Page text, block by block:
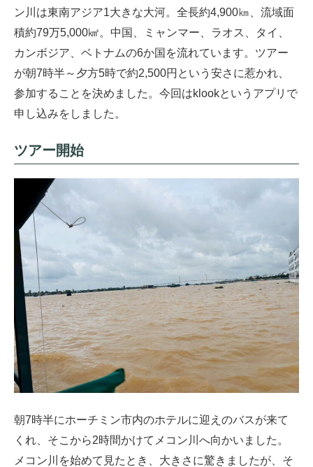
ン川は東南アジア1大きな大河。全長約4,900㎞、流域面
積約79万5,000㎢。中国、ミャンマー、ラオス、タイ、
カンボジア、ベトナムの6か国を流れています。ツアー
が朝7時半～夕方5時で約2,500円という安さに惹かれ、
参加することを決めました。今回はklookというアプリで
申し込みをしました。
ツアー開始
朝7時半にホーチミン市内のホテルに迎えのバスが来て
くれ、そこから2時間かけてメコン川へ向かいました。
メコン川を始めて見たとき、大きさに驚きましたが、そ